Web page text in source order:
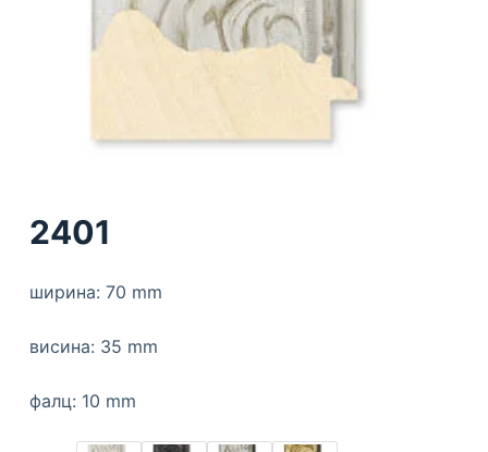
2401
ширина: 70 mm
висина: 35 mm
фалц: 10 mm